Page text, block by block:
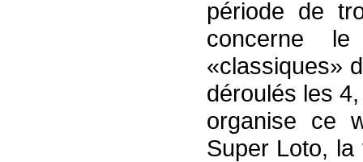
période de
concerne
«classiques»
déroulés les
organise ce
Super Loto,